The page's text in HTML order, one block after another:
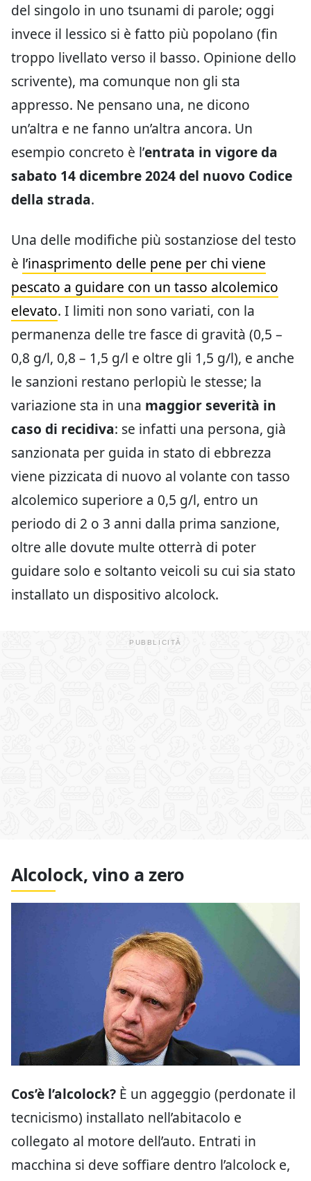
del singolo in uno tsunami di parole; oggi
invece il lessico si è fatto più popolano (fin
troppo livellato verso il basso. Opinione dello
scrivente), ma comunque non gli sta
appresso. Ne pensano una, ne dicono
un’altra e ne fanno un’altra ancora. Un
esempio concreto è l’entrata in vigore da
sabato 14 dicembre 2024 del nuovo Codice
della strada.
Una delle modifiche più sostanziose del testo
è l’inasprimento delle pene per chi viene
pescato a guidare con un tasso alcolemico
elevato. I limiti non sono variati, con la
permanenza delle tre fasce di gravità (0,5 –
0,8 g/l, 0,8 – 1,5 g/l e oltre gli 1,5 g/l), e anche
le sanzioni restano perlopiù le stesse; la
variazione sta in una maggior severità in
caso di recidiva: se infatti una persona, già
sanzionata per guida in stato di ebbrezza
viene pizzicata di nuovo al volante con tasso
alcolemico superiore a 0,5 g/l, entro un
periodo di 2 o 3 anni dalla prima sanzione,
oltre alle dovute multe otterrà di poter
guidare solo e soltanto veicoli su cui sia stato
installato un dispositivo alcolock.
Alcolock, vino a zero
Cos’è l’alcolock? È un aggeggio (perdonate il
tecnicismo) installato nell’abitacolo e
collegato al motore dell’auto. Entrati in
macchina si deve soffiare dentro l’alcolock e,